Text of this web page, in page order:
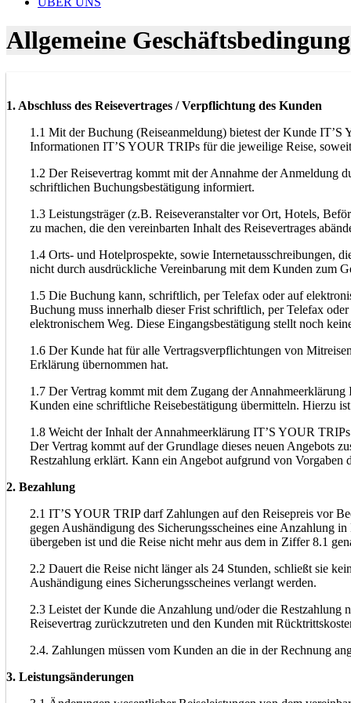
Allgemeine
1. Abschluss des Reisevertrages / Verpflichtung des Kunden
1.1 Mit der Buchung (Reiseanmeldung) bietest der Kunde IT’S
Informationen IT’S YOUR TRIPs für die jeweilige Reise,
1.2 Der Reisevertrag kommt mit der Annahme der Anmeldung
schriftlichen Buchungsbestätigung informiert.
1.3 Leistungsträger (z.B. Reiseveranstalter vor Ort, Hotels,
zu machen, die den vereinbarten Inhalt des Reisevertrages
1.4 Orts- und Hotelprospekte, sowie Internetausschreibungen,
nicht durch ausdrückliche Vereinbarung mit dem Kunden zum
1.5 Die Buchung kann, schriftlich, per Telefax oder auf
Buchung muss innerhalb dieser Frist schriftlich, per Telefax
elektronischem Weg. Diese Eingangsbestätigung stellt noch
1.6 Der Kunde hat für alle Vertragsverpflichtungen von
Erklärung übernommen hat.
1.7 Der Vertrag kommt mit dem Zugang der
Kunden eine schriftliche Reisebestätigung übermitteln. Hierzu
1.8 Weicht der Inhalt der Annahmeerklärung IT’S YOUR
Der Vertrag kommt auf der Grundlage dieses neuen Angebots
Restzahlung erklärt. Kann ein Angebot aufgrund von
2. Bezahlung
2.1 IT’S YOUR TRIP darf Zahlungen auf den Reisepreis vor
gegen Aushändigung des Sicherungsscheines eine Anzahlung
übergeben ist und die Reise nicht mehr aus dem in Ziffer 8.1
2.2 Dauert die Reise nicht länger als 24 Stunden, schließt sie
Aushändigung eines Sicherungsscheines verlangt werden.
2.3 Leistet der Kunde die Anzahlung und/oder die
Reisevertrag zurückzutreten und den Kunden mit
2.4. Zahlungen müssen vom Kunden an die in der Rechnung
3. Leistungsänderungen